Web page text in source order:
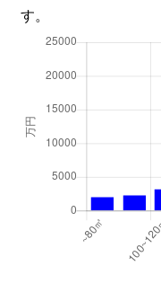
す。